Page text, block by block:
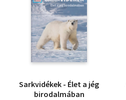
Sarkvidékek - Élet a jég
birodalmában